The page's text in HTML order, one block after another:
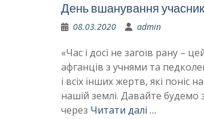
День вшанування
08.03.2020 admin
«Час і досі не загоїв рану –
афганців з учнями та
і всіх інших жертв, які
нашій землі. Давайте
через Читати далі …